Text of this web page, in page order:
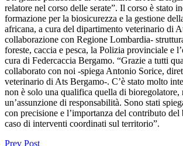
relatore nel corso delle serate”. Il corso è stato
formazione per la biosicurezza e la gestione
africana, a cura del dipartimento veterinario di
collaborazione con Regione Lombardia-
foreste, caccia e pesca, la Polizia provinciale e
cura di Federcaccia Bergamo. “Grazie a tutti
collaborato con noi -spiega Antonio Sorice,
veterinario di Ats Bergamo-. C’è stato molto
non è solo una qualifica quella di bioregolatore,
un’assunzione di responsabilità. Sono stati
con precisione e l’importanza del contributo del
caso di interventi coordinati sul territorio”.
Prev Post